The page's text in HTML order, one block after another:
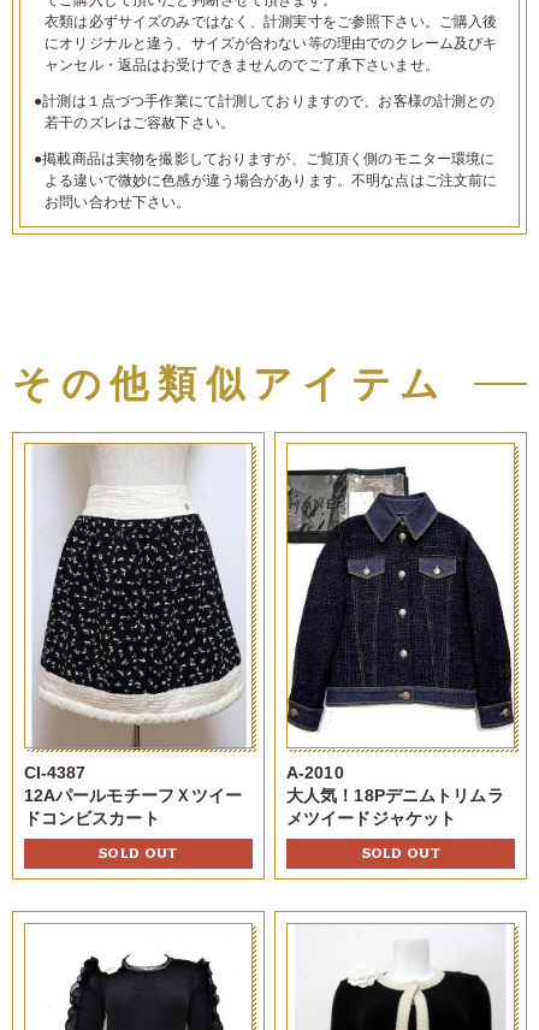
衣類は必ずサイズのみではなく、計測実寸をご参照下さい。ご購入後
にオリジナルと違う、サイズが合わない等の理由でのクレーム及びキ
ャンセル・返品はお受けできませんのでご了承下さいませ。
●計測は１点づつ手作業にて計測しておりますので、お客様の計測との
若干のズレはご容赦下さい。
●掲載商品は実物を撮影しておりますが、ご覧頂く側のモニター環境に
よる違いで微妙に色感が違う場合があります。不明な点はご注文前に
お問い合わせ下さい。
その他類似アイテム
CI-4387
12AパールモチーフＸツイー
ドコンビスカート
SOLD OUT
A-2010
大人気！18Pデニムトリムラ
メツイードジャケット
SOLD OUT